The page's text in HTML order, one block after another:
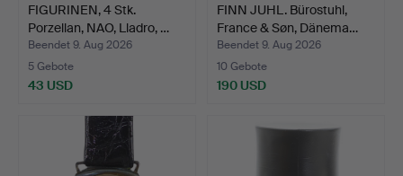
FIGURINEN, 4 Stk.
Porzellan, NAO, Lladro, …
Beendet 9. Aug 2026
5 Gebote
43 USD
FINN JUHL. Bürostuhl,
France & Søn, Dänema…
Beendet 9. Aug 2026
10 Gebote
190 USD